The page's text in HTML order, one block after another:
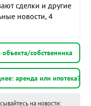
сделки и другие
новости, 4
собственника
аренда или ипотека?
на новости: